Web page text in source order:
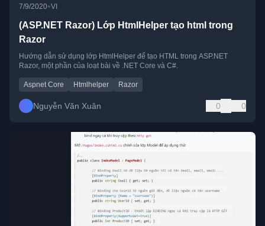
7/9/2020•VI
(ASP.NET Razor) Lớp HtmlHelper tạo html trong
Razor
Hướng dẫn sử dụng lớp HtmlHelper để tạo HTML trong ASP.NET
Razor, một phần của loạt bài về .NET Core và C#.
Aspnet Core Htmlhelper Razor
Nguyễn Văn Xuân 0 0